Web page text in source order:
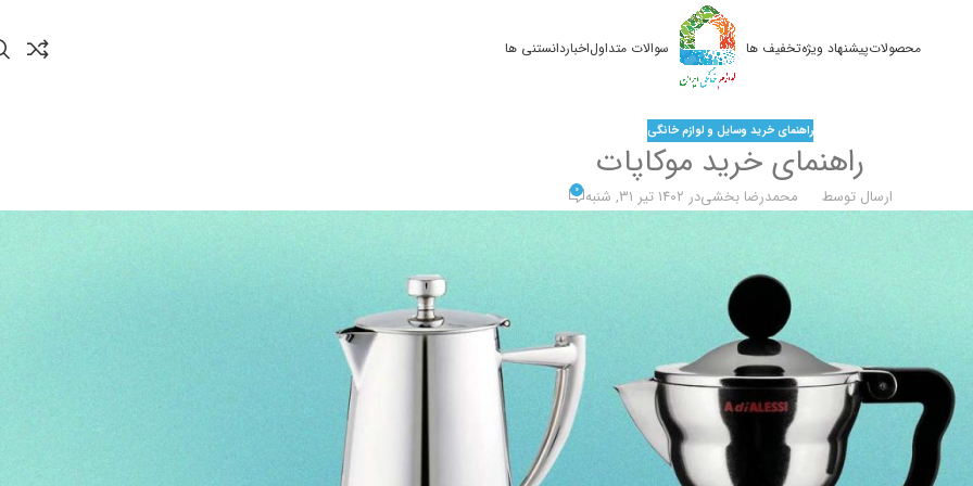
محصولاتپیشنهاد ویژهتخفیف ها سوالات متداولاخباردانستنی ها
راهنمای خرید وسایل و لوازم خانگی
راهنمای خرید موکاپات
ارسال توسط محمدرضا بخشیدر ۱۴۰۲ تیر ۳۱, شنبه 0